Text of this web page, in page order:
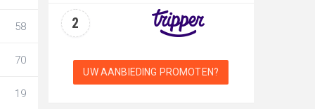
58
70
19
2
UW AANBIEDING PROMOTEN?